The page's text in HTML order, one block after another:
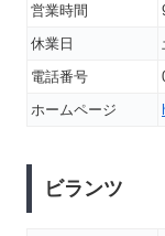
営業時間
休業日
電話番号
ホームページ
ビランツ